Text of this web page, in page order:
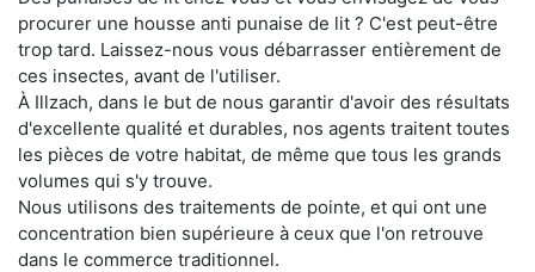
procurer une housse anti punaise de lit ? C'est peut-être
trop tard. Laissez-nous vous débarrasser entièrement de
ces insectes, avant de l'utiliser.
À Illzach, dans le but de nous garantir d'avoir des résultats
d'excellente qualité et durables, nos agents traitent toutes
les pièces de votre habitat, de même que tous les grands
volumes qui s'y trouve.
Nous utilisons des traitements de pointe, et qui ont une
concentration bien supérieure à ceux que l'on retrouve
dans le commerce traditionnel.